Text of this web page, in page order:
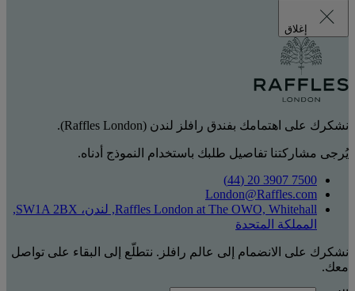
إغلاق
نشكرك على اهتمامك بفندق رافلز لندن (Raffles London).
يُرجى مشاركتنا تفاصيل طلبك باستخدام النموذج أدناه.
7500 3907 20 (44)
London@Raffles.com
Raffles London at The OWO, Whitehall, لندن، SW1A 2BX,
المملكة المتحدة
نشكرك على الانضمام إلى عالم رافلز. نتطلّع إلى البقاء على تواصل
معك.